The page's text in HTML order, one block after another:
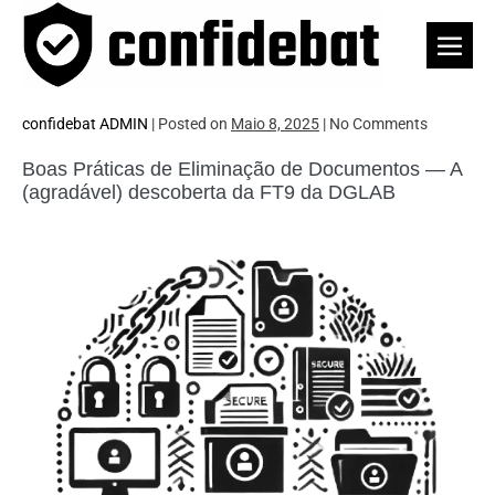
Skip
content
confidebat ADMIN | Posted on Maio 8, 2025 | NoComments
Boas Práticas de Eliminação de Documentos — A
(agradável) descoberta da FT9 da DGLAB